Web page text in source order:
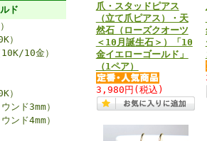
ド
）
10金）
）
ンド3mm）
ンド4mm）
爪・スタッドピアス
（立て爪ピアス）・天
然石（ローズクオーツ
＜10月誕生石＞）「10
金イエローゴールド」
（1ペア）
3,980円 (税込)